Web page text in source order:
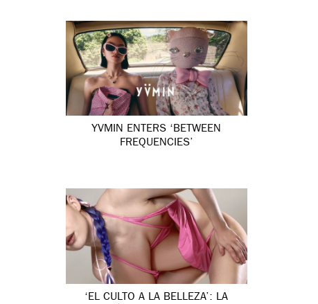
YVMIN ENTERS ‘BETWEEN
FREQUENCIES’
‘EL CULTO A LA BELLEZA’: LA